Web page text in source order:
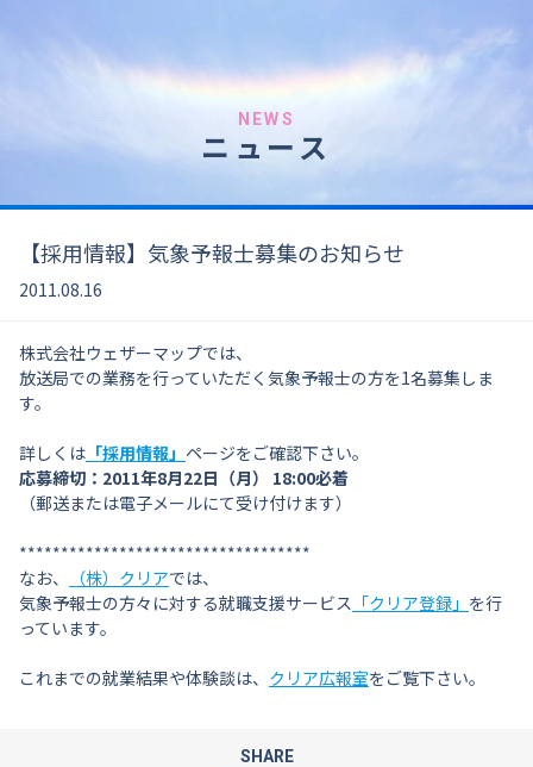
NEWS
ニュース
【採用情報】気象予報士募集のお知らせ
2011.08.16
株式会社ウェザーマップでは、
放送局での業務を行っていただく気象予報士の方を1名募集しま
す。
詳しくは 「採用情報」 ページをご確認下さい。
応募締切：2011年8月22日（月） 18:00必着
（郵送または電子メールにて受け付けます）
***********************************
なお、
（株）クリアでは、
気象予報士の方々に対する就職支援サービス 「クリア登録」 を行
っています。
これまでの就業結果や体験談は、 クリア広報室をご覧下さい。
SHARE